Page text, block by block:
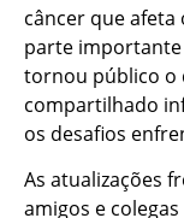
câncer que
parte importante
tornou público o
compartilhado
os desafios
As atualizações
amigos e